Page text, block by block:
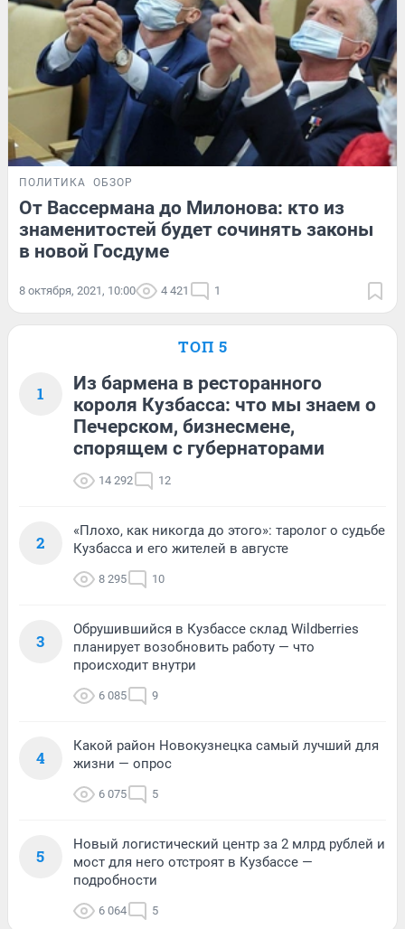
ПОЛИТИКА ОБЗОР
От Вассермана до Милонова: кто из
знаменитостей будет сочинять законы
в новой Госдуме
8 октября, 2021, 10:00 4 421 1
ТОП 5
1
Из бармена в ресторанного
короля Кузбасса: что мы знаем о
Печерском, бизнесмене,
спорящем с губернаторами
14 292 12
2
«Плохо, как никогда до этого»: таролог о судьбе
Кузбасса и его жителей в августе
8 295 10
3
Обрушившийся в Кузбассе склад Wildberries
планирует возобновить работу — что
происходит внутри
6 085 9
4
Какой район Новокузнецка самый лучший для
жизни — опрос
6 075 5
5
Новый логистический центр за 2 млрд рублей и
мост для него отстроят в Кузбассе —
подробности
6 064 5